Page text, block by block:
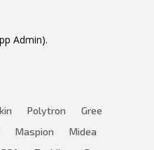
Admin).
Polytron
Gree
Maspion
Midea